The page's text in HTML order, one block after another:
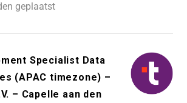
geplaatst
Specialist Data
(APAC timezone) –
– Capelle aan den